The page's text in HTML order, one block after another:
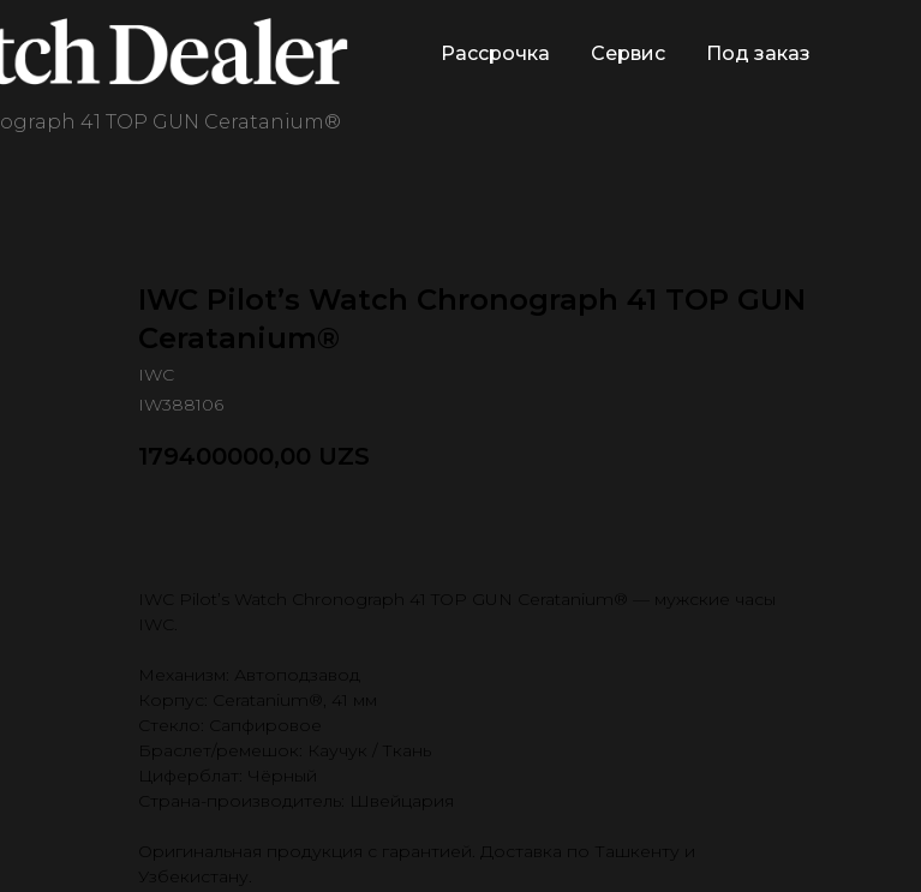
Рассрочка Сервис Под заказ
41 TOP GUN Ceratanium®
IWC Pilot’s Watch Chronograph 41 TOP GUN
Ceratanium®
IWC
IW388106
179400000,00 UZS
IWC Pilot’s Watch Chronograph 41 TOP GUN Ceratanium® — мужские часы
IWC.
Механизм: Автоподзавод
Корпус: Ceratanium®, 41 мм
Стекло: Сапфировое
Браслет/ремешок: Каучук / Ткань
Циферблат: Чёрный
Страна-производитель: Швейцария
Оригинальная продукция с гарантией. Доставка по Ташкенту и
Узбекистану.